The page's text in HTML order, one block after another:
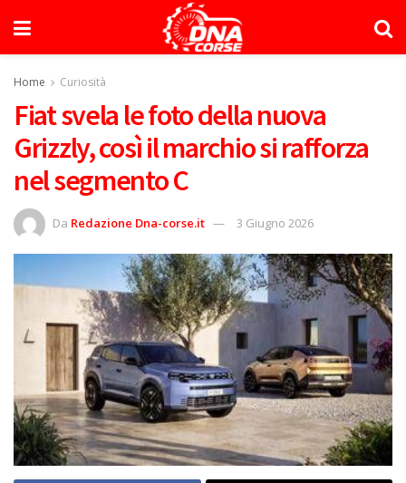
Home Curiosità
Fiat svela le foto della nuova
Grizzly, così il marchio si rafforza
nel segmento C
Da Redazione Dna-corse.it 3 Giugno 2026